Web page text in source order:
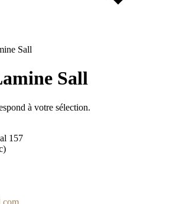
Sall
Sall
à votre sélection.
157